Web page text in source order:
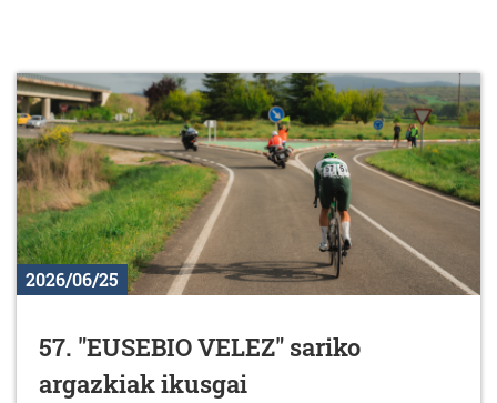
2026/06/25
57. "EUSEBIO VELEZ" sariko
argazkiak ikusgai